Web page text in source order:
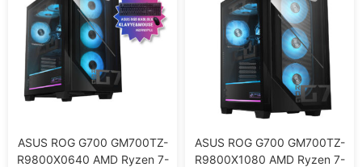
ASUS ROG G700 GM700TZ-
R9800X0640 AMD Ryzen 7-
ASUS ROG G700 GM700TZ-
R9800X1080 AMD Ryzen 7-